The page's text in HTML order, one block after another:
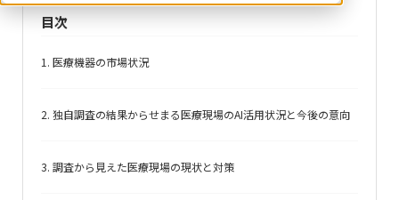
目次
1. 医療機器の市場状況
2. 独自調査の結果からせまる医療現場のAI活用状況と今後の意向
3. 調査から見えた医療現場の現状と対策